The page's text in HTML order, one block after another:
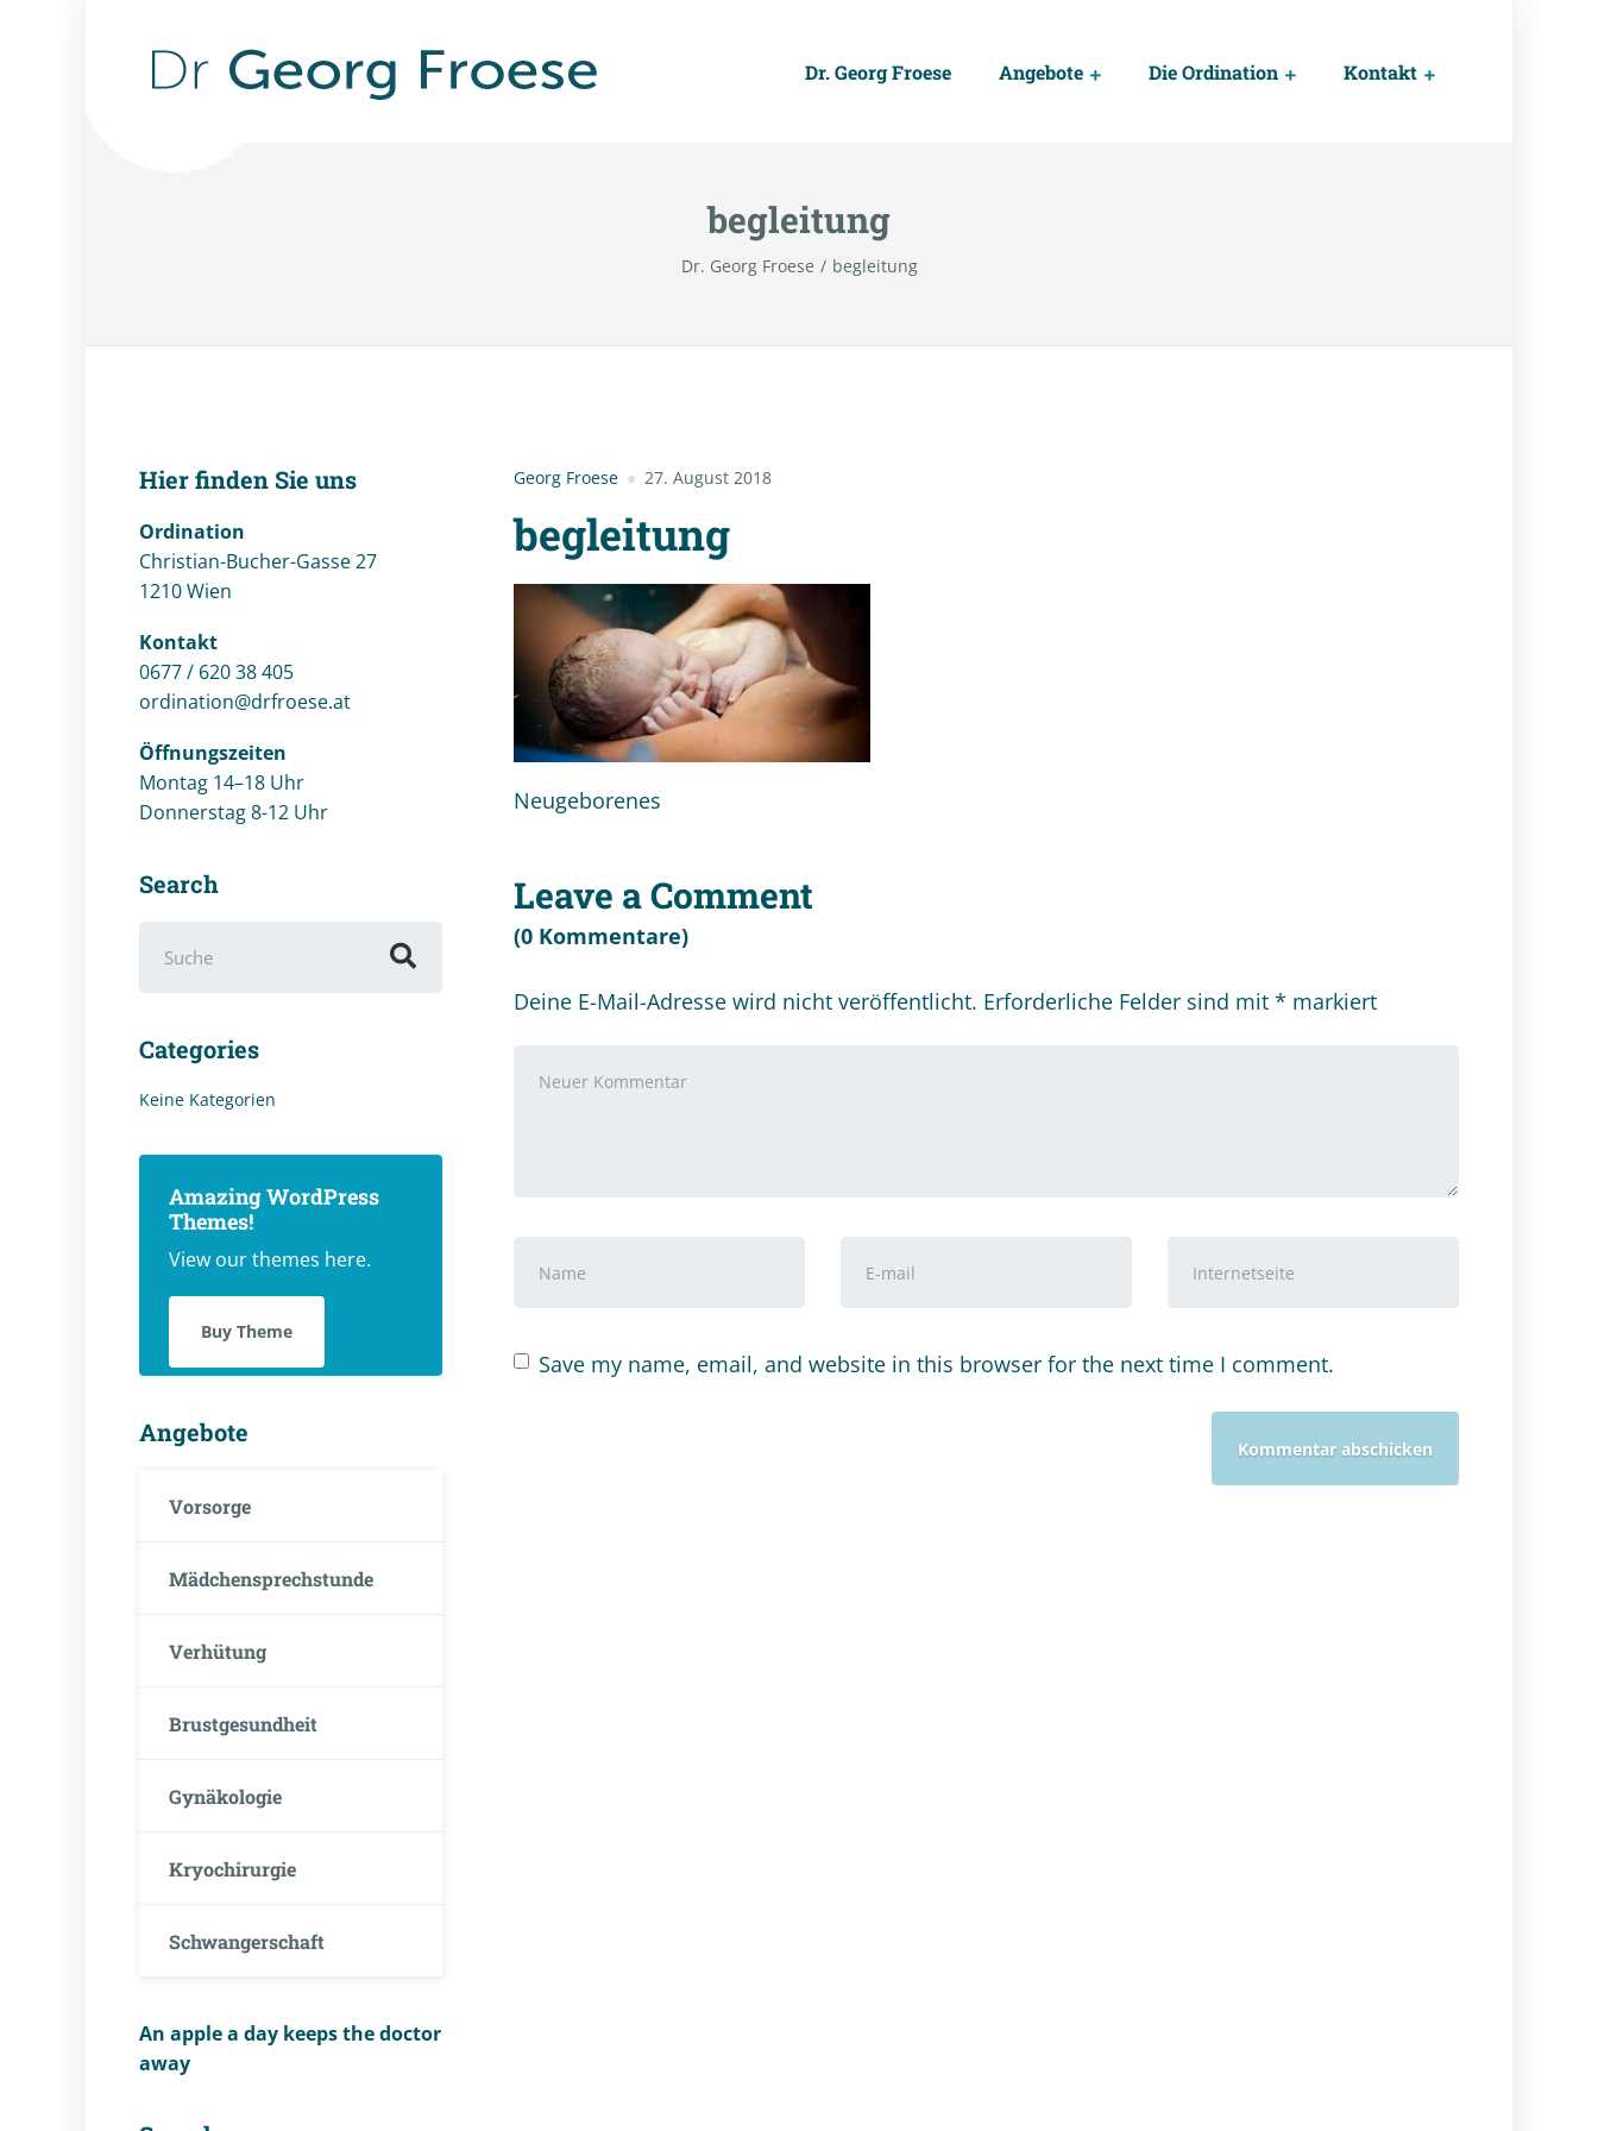
Dr. Georg Froese Angebote Die Ordination Kontakt
begleitung
Dr. Georg Froese begleitung
Georg Froese 27. August 2018
begleitung
Neugeborenes
Leave a Comment
(0 Kommentare)
Deine E-Mail-Adresse wird nicht veröffentlicht. Erforderliche Felder sind mit * markiert
Kommentar*
und
Mail-
Save my name, email, and website in this browser for the next time I comment.
Hier finden Sie uns
Ordination
Christian-Bucher-Gasse 27
1210 Wien
Kontakt
0677 / 620 38 405
ordination@drfroese.at
Öffnungszeiten
Montag 14–18 Uhr
Donnerstag 8-12 Uhr
Search
nach:
Categories
Keine Kategorien
Amazing WordPress
Themes!
View our themes here.
Buy Theme
Angebote
Vorsorge
Mädchensprechstunde
Verhütung
Brustgesundheit
Gynäkologie
Kryochirurgie
Schwangerschaft
An apple a day keeps the doctor
away